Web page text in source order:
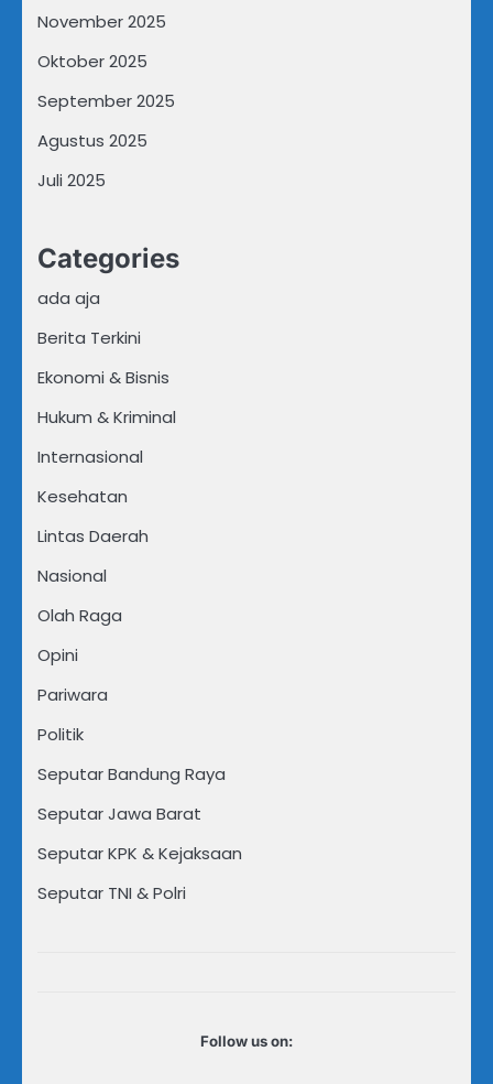
November 2025
Oktober 2025
September 2025
Agustus 2025
Juli 2025
Categories
ada aja
Berita Terkini
Ekonomi & Bisnis
Hukum & Kriminal
Internasional
Kesehatan
Lintas Daerah
Nasional
Olah Raga
Opini
Pariwara
Politik
Seputar Bandung Raya
Seputar Jawa Barat
Seputar KPK & Kejaksaan
Seputar TNI & Polri
Follow us on: